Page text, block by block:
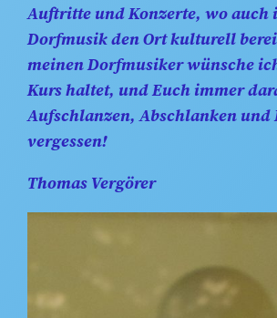
Auftritte und Konzerte, wo auch
Dorfmusik den Ort kulturell
meinen Dorfmusiker wünsche
Kurs haltet, und Euch immer
Aufschlanzen, Abschlanken und
vergessen!
Thomas Vergörer